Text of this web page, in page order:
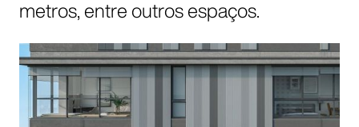
metros, entre outros espaços.